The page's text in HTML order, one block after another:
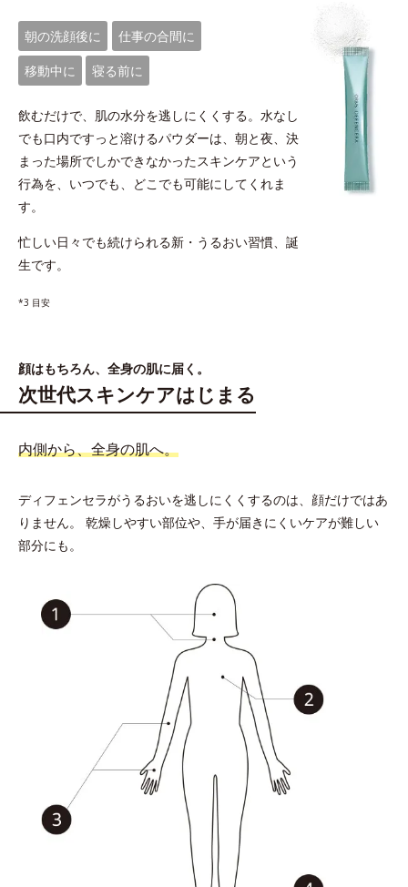
朝の洗顔後に
仕事の合間に
移動中に
寝る前に
飲むだけで、肌の水分を逃しにくくする。水なし
でも口内ですっと溶けるパウダーは、朝と夜、決
まった場所でしかできなかったスキンケアという
行為を、いつでも、どこでも可能にしてくれま
す。
忙しい日々でも続けられる新・うるおい習慣、誕
生です。
*3 目安
顔はもちろん、全身の肌に届く。
次世代スキンケアはじまる
内側から、全身の肌へ。
ディフェンセラがうるおいを逃しにくくするのは、顔だけではあ
りません。
乾燥しやすい部位や、手が届きにくいケアが難しい
部分にも。